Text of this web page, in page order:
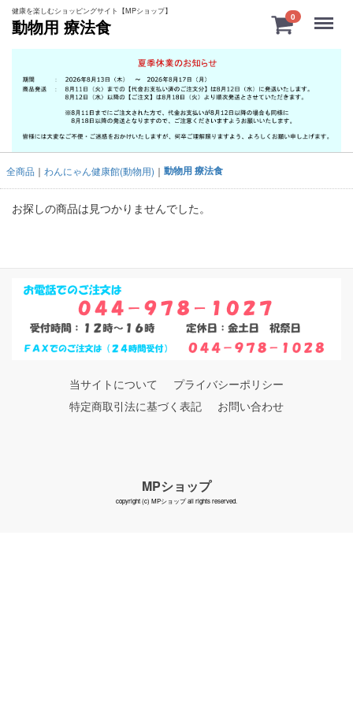
健康を楽しむショッピングサイト【MPショップ】
動物用 療法食 0 Menu
全商品 わんにゃん健康館(動物用) 動物用 療法食
お探しの商品は見つかりませんでした。
当サイトについて
プライバシーポリシー
特定商取引法に基づく表記
お問い合わせ
MPショップ
copyright (c) MPショップ all rights reserved.